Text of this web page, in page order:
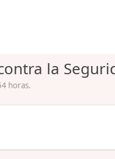
la
horas.